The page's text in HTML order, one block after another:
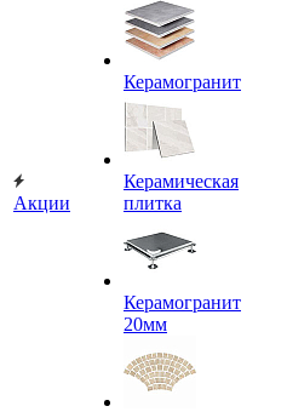
Акции
Керамогранит
Керамическая
плитка
Керамогранит
20мм